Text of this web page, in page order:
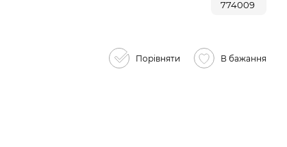
774009
Порівняти В бажання